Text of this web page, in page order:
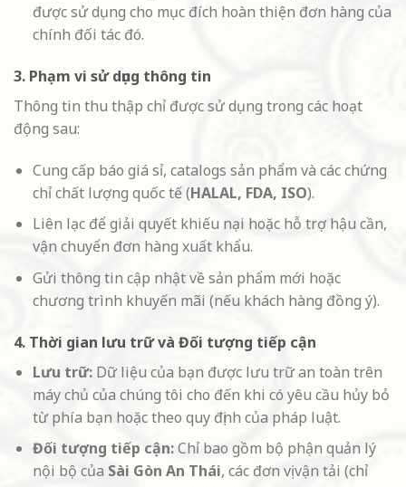
được sử dụng cho mục đích hoàn thiện đơn hàng của
chính đối tác đó.
3. Phạm vi sử dụng thông tin
Thông tin thu thập chỉ được sử dụng trong các hoạt
động sau:
Cung cấp báo giá sỉ, catalogs sản phẩm và các chứng
chỉ chất lượng quốc tế (HALAL, FDA, ISO).
Liên lạc để giải quyết khiếu nại hoặc hỗ trợ hậu cần,
vận chuyển đơn hàng xuất khẩu.
Gửi thông tin cập nhật về sản phẩm mới hoặc
chương trình khuyến mãi (nếu khách hàng đồng ý).
4. Thời gian lưu trữ và Đối tượng tiếp cận
Lưu trữ:Dữ liệu của bạn được lưu trữ an toàn trên
máy chủ của chúng tôi cho đến khi có yêu cầu hủy bỏ
từ phía bạn hoặc theo quy định của pháp luật.
Đối tượng tiếp cận:Chỉ bao gồm bộ phận quản lý
nội bộ của Sài Gòn An Thái, các đơn vị vận tải (chỉ